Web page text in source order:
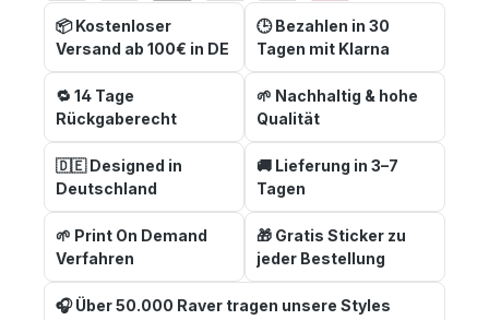
📦 Kostenloser
Versand ab 100€ in DE
🕒 Bezahlen in 30
Tagen mit Klarna
🔁 14 Tage
Rückgaberecht
🌱 Nachhaltig & hohe
Qualität
🇩🇪 Designed in
Deutschland
🚚 Lieferung in 3–7
Tagen
🌱 Print On Demand
Verfahren
🎁 Gratis Sticker zu
jeder Bestellung
🎧 Über 50.000 Raver tragen unsere Styles